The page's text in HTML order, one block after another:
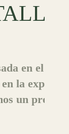
en el
la
un